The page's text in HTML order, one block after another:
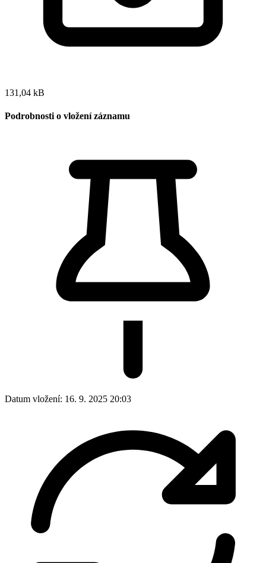
131,04 kB
Podrobnosti o vložení záznamu
Datum vložení: 16. 9. 2025 20:03